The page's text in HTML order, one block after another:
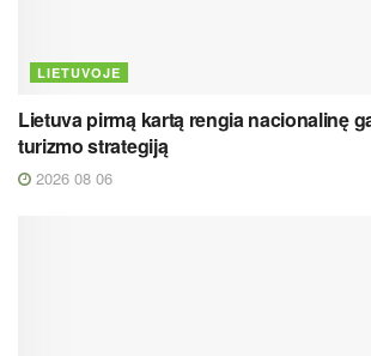
LIETUVOJE
Lietuva pirmą kartą rengia nacionalinę
turizmo strategiją
2026 08 06